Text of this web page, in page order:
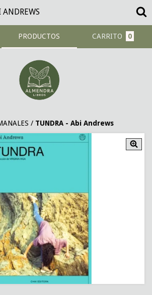
PRODUCTOS CARRITO 0
/ TUNDRA - Abi Andrews